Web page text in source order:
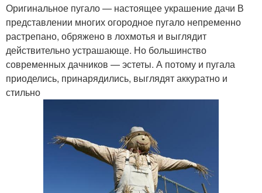
Оригинальное пугало — настоящее украшение дачи В
представлении многих огородное пугало непременно
растрепано, обряжено в лохмотья и выглядит
действительно устрашающе. Но большинство
современных дачников — эстеты. А потому и пугала
приоделись, принарядились, выглядят аккуратно и
стильно